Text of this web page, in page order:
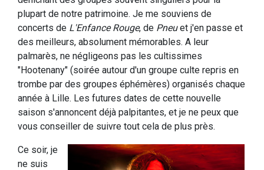
plupart de notre patrimoine. Je me souviens de
concerts de L'Enfance Rouge, de Pneuet j'en passe et
des meilleurs, absolument mémorables. A leur
palmarès, ne négligeons pas les cultissimes
"Hootenany" (soirée autour d'un groupe culte repris en
trombe par des groupes éphémères) organisés chaque
année à Lille. Les futures dates de cette nouvelle
saison s'annoncent déjà palpitantes, et je ne peux que
vous conseiller de suivre tout cela de plus près.
Ce soir, je
ne suis